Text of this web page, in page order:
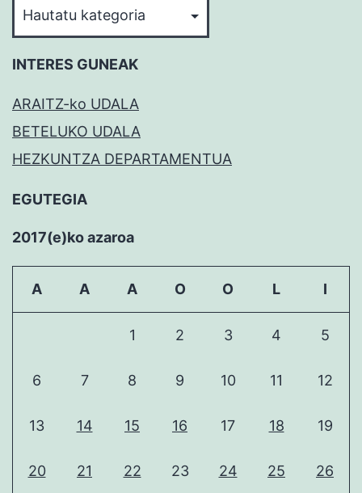
INTERES GUNEAK
ARAITZ-ko UDALA
BETELUKO UDALA
HEZKUNTZA DEPARTAMENTUA
EGUTEGIA
2017(e)ko azaroa
A A A O O L I
1 2 3 4 5
6 7 8 9 10 11 12
13 14 15 16 17 18 19
20 21 22 23 24 25 26